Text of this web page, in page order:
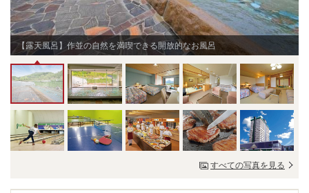
【露天風呂】作並の自然を満喫できる開放的なお風呂
すべての写真を見る